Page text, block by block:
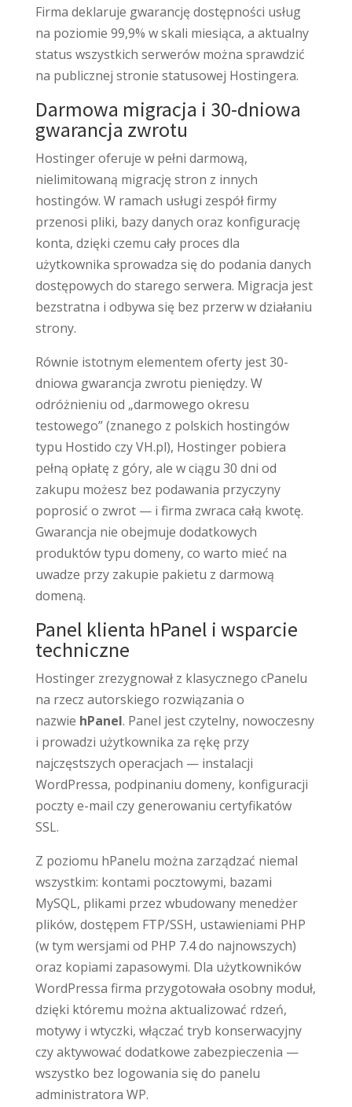
Firma deklaruje gwarancję dostępności usług
na poziomie 99,9% w skali miesiąca, a aktualny
status wszystkich serwerów można sprawdzić
na publicznej stronie statusowej Hostingera.
Darmowa migracja i 30-dniowa
gwarancja zwrotu
Hostinger oferuje w pełni darmową,
nielimitowaną migrację stron z innych
hostingów. W ramach usługi zespół firmy
przenosi pliki, bazy danych oraz konfigurację
konta, dzięki czemu cały proces dla
użytkownika sprowadza się do podania danych
dostępowych do starego serwera. Migracja jest
bezstratna i odbywa się bez przerw w działaniu
strony.
Równie istotnym elementem oferty jest 30-
dniowa gwarancja zwrotu pieniędzy. W
odróżnieniu od „darmowego okresu
testowego” (znanego z polskich hostingów
typu Hostido czy VH.pl), Hostinger pobiera
pełną opłatę z góry, ale w ciągu 30 dni od
zakupu możesz bez podawania przyczyny
poprosić o zwrot — i firma zwraca całą kwotę.
Gwarancja nie obejmuje dodatkowych
produktów typu domeny, co warto mieć na
uwadze przy zakupie pakietu z darmową
domeną.
Panel klienta hPanel i wsparcie
techniczne
Hostinger zrezygnował z klasycznego cPanelu
na rzecz autorskiego rozwiązania o
nazwie hPanel. Panel jest czytelny, nowoczesny
i prowadzi użytkownika za rękę przy
najczęstszych operacjach — instalacji
WordPressa, podpinaniu domeny, konfiguracji
poczty e-mail czy generowaniu certyfikatów
SSL.
Z poziomu hPanelu można zarządzać niemal
wszystkim: kontami pocztowymi, bazami
MySQL, plikami przez wbudowany menedżer
plików, dostępem FTP/SSH, ustawieniami PHP
(w tym wersjami od PHP 7.4 do najnowszych)
oraz kopiami zapasowymi. Dla użytkowników
WordPressa firma przygotowała osobny moduł,
dzięki któremu można aktualizować rdzeń,
motywy i wtyczki, włączać tryb konserwacyjny
czy aktywować dodatkowe zabezpieczenia —
wszystko bez logowania się do panelu
administratora WP.